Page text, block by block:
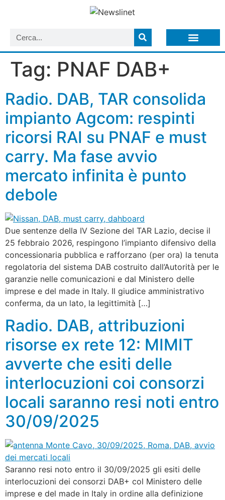
Tag: PNAF DAB+
Radio. DAB, TAR consolida
impianto Agcom: respinti
ricorsi RAI su PNAF e must
carry. Ma fase avvio
mercato infinita è punto
debole
Due sentenze della IV Sezione del TAR Lazio, decise il
25 febbraio 2026, respingono l’impianto difensivo della
concessionaria pubblica e rafforzano (per ora) la tenuta
regolatoria del sistema DAB costruito dall’Autorità per le
garanzie nelle comunicazioni e dal Ministero delle
imprese e del made in Italy. Il giudice amministrativo
conferma, da un lato, la legittimità […]
Radio. DAB, attribuzioni
risorse ex rete 12: MIMIT
avverte che esiti delle
interlocuzioni coi consorzi
locali saranno resi noti entro
30/09/2025
Saranno resi noto entro il 30/09/2025 gli esiti delle
interlocuzioni dei consorzi DAB+ col Ministero delle
imprese e del made in Italy in ordine alla definizione